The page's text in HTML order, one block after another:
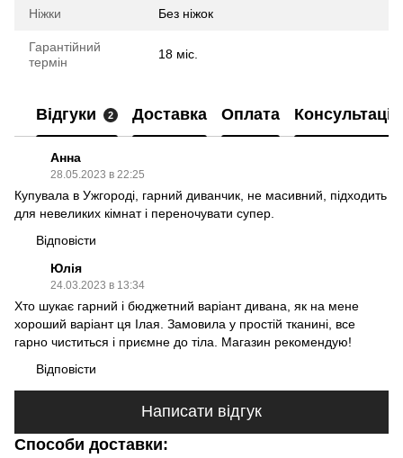
Ніжки Без ніжок
Гарантійний
термін
18 міс.
Відгуки 2 Доставка Оплата Консультація
Анна
28.05.2023 в 22:25
Купувала в Ужгороді, гарний диванчик, не масивний, підходить
для невеликих кімнат і переночувати супер.
Відповісти
Юлія
24.03.2023 в 13:34
Хто шукає гарний і бюджетний варіант дивана, як на мене
хороший варіант ця Ілая. Замовила у простій тканині, все
гарно чиститься і приємне до тіла. Магазин рекомендую!
Відповісти
Написати відгук
Способи доставки: